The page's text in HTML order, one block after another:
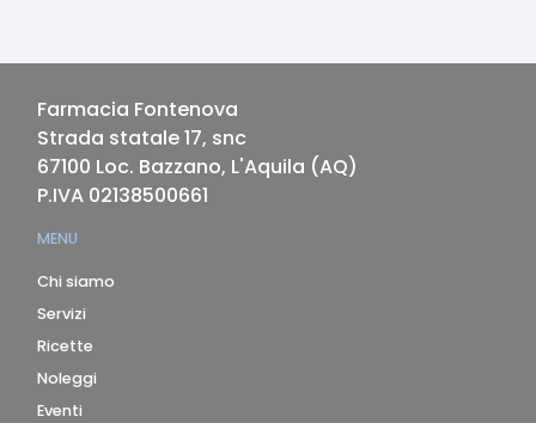
Farmacia Fontenova
Strada statale 17, snc
67100 Loc. Bazzano, L'Aquila (AQ)
P.IVA 02138500661
MENU
Chi siamo
Servizi
Ricette
Noleggi
Eventi